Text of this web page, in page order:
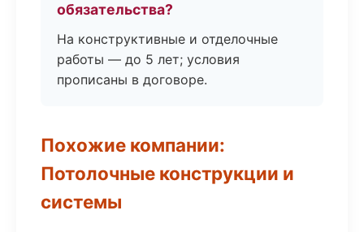
обязательства?
На конструктивные и отделочные
работы — до 5 лет; условия
прописаны в договоре.
Похожие компании:
Потолочные конструкции и
системы